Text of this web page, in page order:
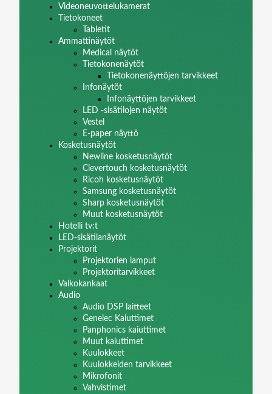
Videoneuvottelukamerat
Tietokoneet
Tabletit
Ammattinäytöt
Medical näytöt
Tietokonenäytöt
Tietokonenäyttöjen tarvikkeet
Infonäytöt
Infonäyttöjen tarvikkeet
LED -sisätilojen näytöt
Vestel
E-paper näyttö
Kosketusnäytöt
Newline kosketusnäytöt
Clevertouch kosketusnäytöt
Ricoh kosketusnäytöt
Samsung kosketusnäytöt
Sharp kosketusnäytöt
Muut kosketusnäytöt
Hotelli tv:t
LED-sisätilanäytöt
Projektorit
Projektorien lamput
Projektoritarvikkeet
Valkokankaat
Audio
Audio DSP laitteet
Genelec Kaiuttimet
Panphonics kaiuttimet
Muut kaiuttimet
Kuulokkeet
Kuulokkeiden tarvikkeet
Mikrofonit
Vahvistimet